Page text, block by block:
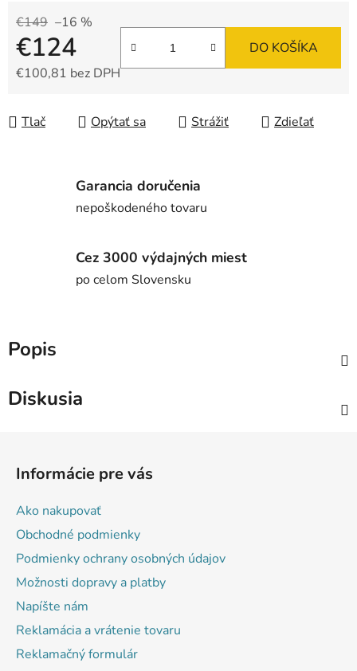
€149 –16 %
€124
€100,81 bez DPH
DO KOŠÍKA
Tlač Opýtať sa Strážiť Zdieľať
Garancia doručenia
nepoškodeného tovaru
Cez 3000 výdajných miest
po celom Slovensku
Popis
Diskusia
Informácie pre vás
Ako nakupovať
Obchodné podmienky
Podmienky ochrany osobných údajov
Možnosti dopravy a platby
Napíšte nám
Reklamácia a vrátenie tovaru
Reklamačný formulár